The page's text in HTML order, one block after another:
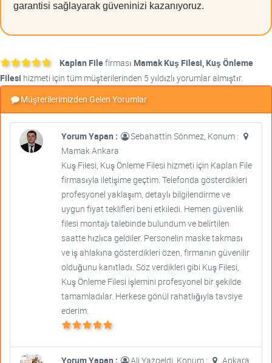
garantisi sağlayarak güveninizi kazanıyoruz.
Kaplan Filefirması Mamak Kuş Filesi, Kuş Önleme
Filesi hizmeti için tüm müşterilerinden 5 yıldızlı yorumlar almıştır.
Müşterilerimizden Gelen Yorumlar
Yorum Yapan :
Sebahattin Sönmez, Konum :
Mamak Ankara
Kuş Filesi, Kuş Önleme Filesi hizmeti için Kaplan File
firmasıyla iletişime geçtim. Telefonda gösterdikleri
profesyonel yaklaşım, detaylı bilgilendirme ve
uygun fiyat teklifleri beni etkiledi. Hemen güvenlik
filesi montajı talebinde bulundum ve belirtilen
saatte hızlıca geldiler. Personelin maske takması
ve iş ahlakına gösterdikleri özen, firmanın güvenilir
olduğunu kanıtladı. Söz verdikleri gibi Kuş Filesi,
Kuş Önleme Filesi işlemini profesyonel bir şekilde
tamamladılar. Herkese gönül rahatlığıyla tavsiye
ederim.
Yorum Yapan : Ali Yazgeldi, Konum :
Ankara